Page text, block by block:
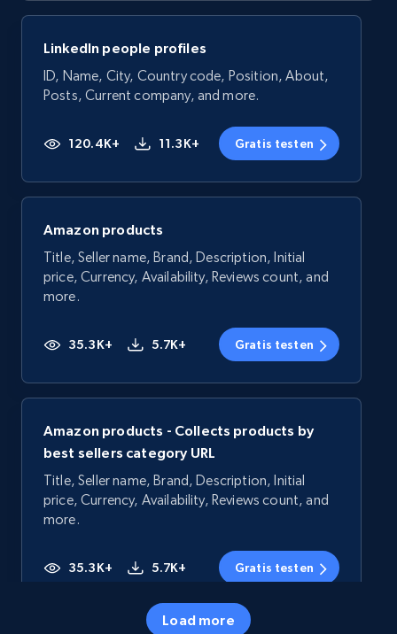
LinkedIn people profiles
ID, Name, City, Country code, Position, About,
Posts, Current company, and more.
120.4K+ 11.3K+ Gratis testen
Amazon products
Title, Seller name, Brand, Description, Initial
price, Currency, Availability, Reviews count, and
more.
35.3K+ 5.7K+ Gratis testen
Amazon products - Collects products by
best sellers category URL
Title, Seller name, Brand, Description, Initial
price, Currency, Availability, Reviews count, and
more.
35.3K+ 5.7K+ Gratis testen
Load more